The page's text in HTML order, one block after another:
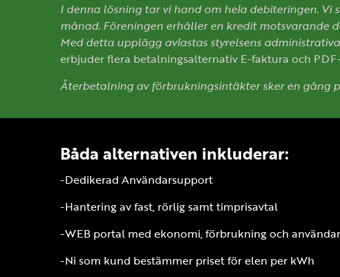
I denna lösning tar vi hand om hela debiteringen.
månad. Föreningen erhåller en kredit motsvarande
Med detta upplägg avlastas styrelsens
erbjuder flera betalningsalternativ E-faktura och
Återbetalning av förbrukningsintäkter sker en gång
Båda alternativen inkluderar:
-Dedikerad Användarsupport
-Hantering av fast, rörlig samt timprisavtal
-WEB portal med ekonomi, förbrukning och
-Ni som kund bestämmer priset för elen per kWh